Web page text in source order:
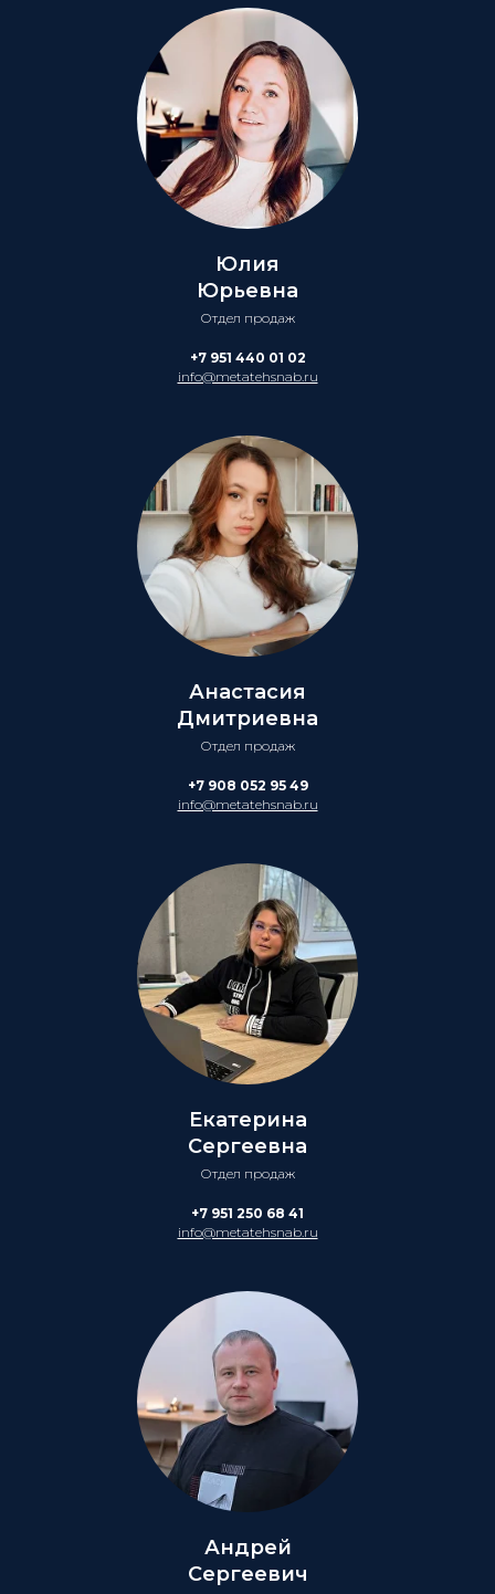
Юлия
Юрьевна
Отдел продаж
+7 951 440 01 02
info@metatehsnab.ru
Анастасия
Дмитриевна
Отдел продаж
+7 908 052 95 49
info@metatehsnab.ru
Екатерина
Сергеевна
Отдел продаж
+7 951 250 68 41
info@metatehsnab.ru
Андрей
Сергеевич